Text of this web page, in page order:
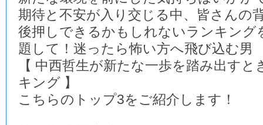
期待と不安が入り交じる中、皆さんの
後押しできるかもしれないランキング
題して！迷ったら怖い方へ飛び込む男
【 中西哲生が新たな一歩を踏み出す
キング 】
こちらのトップ3をご紹介します！